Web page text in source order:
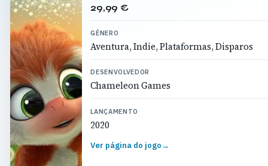
29,99 €
GÉNERO
Aventura, Indie, Plataformas, Disparos
DESENVOLVEDOR
Chameleon Games
LANÇAMENTO
2020
Ver página do jogo→